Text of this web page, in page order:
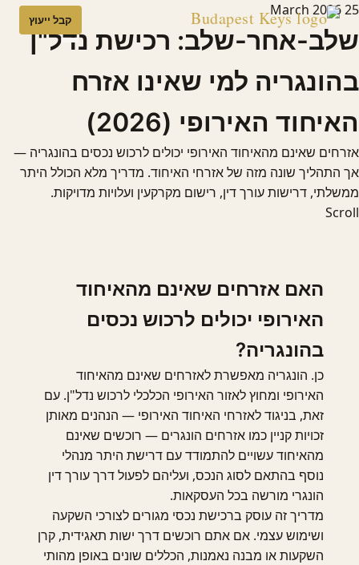
קבל ייעוץ
25 March 2026
שלב-אחר-שלב: רכישת נדל"ן
בהונגריה למי שאינו אזרח
האיחוד האירופי (2026)
אזרחים שאינם מהאיחוד האירופי יכולים לרכוש נכסים בהונגריה —
אך התהליך שונה מזה של אזרחי האיחוד. מדריך מלא הכולל היתר
ממשלתי, דרישות עורך דין, רישום מקרקעין ועלויות מדויקות.
Scroll
האם אזרחים שאינם מהאיחוד
האירופי יכולים לרכוש נכסים
בהונגריה?
כן. הונגריה מאפשרת לאזרחים שאינם מהאיחוד
האירופי ומחוץ לאזור האירופי הכלכלי לרכוש נדל"ן. עם
זאת, בניגוד לאזרחי האיחוד האירופי — הנהנים מאותן
זכויות קניין כמו אזרחים הונגרים — רוכשים שאינם
מהאיחוד עשויים להתמודד עם דרישת היתר מנהלי
נוסף בהתאם לסוג הנכס, ועליהם לפעול דרך עורך דין
הונגרי מורשה בכל העסקאות.
מדריך זה עוסק ברכישת נכסי מגורים לצורכי השקעה
ושימוש עצמי. אם אתם רוכשים דרך ישות תאגידית, קרן
השקעות או מבנה נאמנות, הכללים שונים באופן מהותי